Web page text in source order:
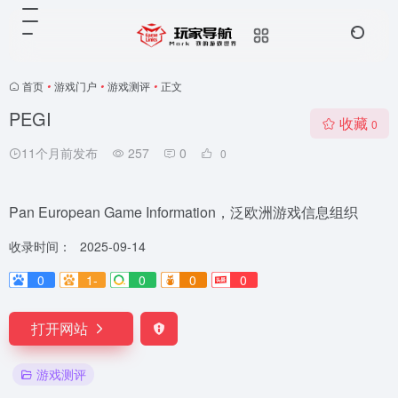
首页 • 游戏门户 • 游戏测评 • 正文
PEGI
11个月前发布 257 0 0
收藏 0
Pan European Game Information，泛欧洲游戏信息组织
收录时间：
2025-09-14
0
1- 0 0 0
打开网站
游戏测评